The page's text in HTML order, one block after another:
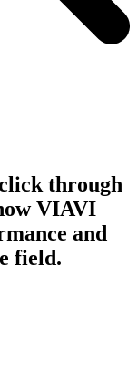
through
VIAVI
and
field.